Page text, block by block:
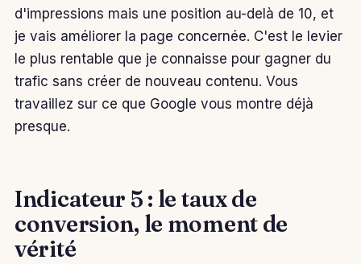
d'impressions mais une position au-delà de 10, et
je vais améliorer la page concernée. C'est le levier
le plus rentable que je connaisse pour gagner du
trafic sans créer de nouveau contenu. Vous
travaillez sur ce que Google vous montre déjà
presque.
Indicateur 5 : le taux de
conversion, le moment de
vérité